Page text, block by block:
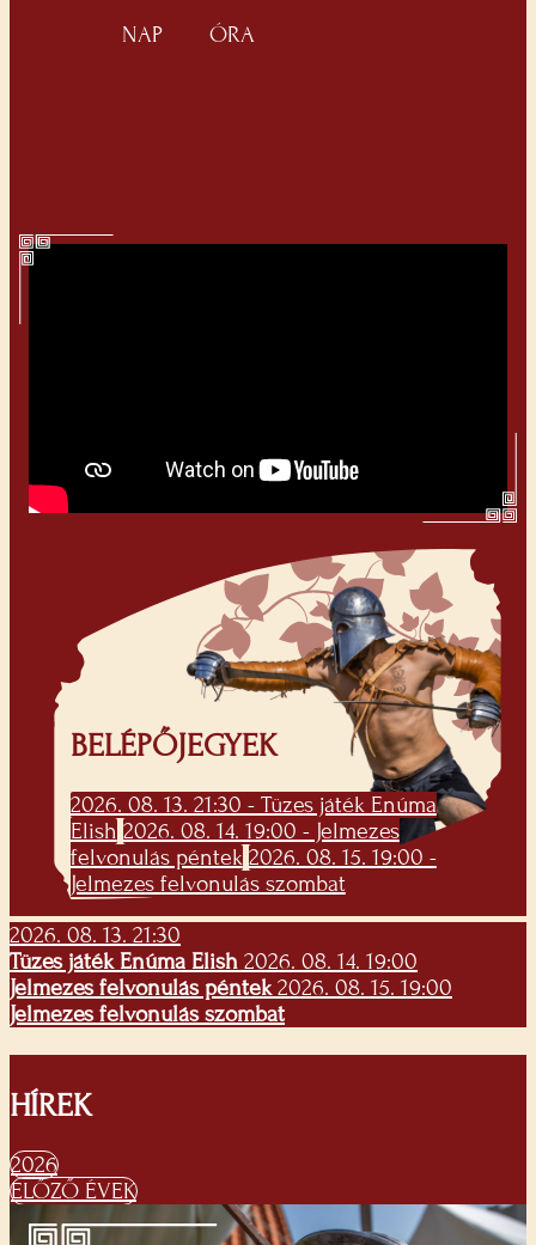
NAP ÓRA
BELÉPŐJEGYEK
2026. 08. 13. 21:30 - Tüzes játék Enúma
Elish 2026. 08. 14. 19:00 - Jelmezes
felvonulás péntek 2026. 08. 15. 19:00 -
Jelmezes felvonulás szombat
2026. 08. 13. 21:30
Tüzes játék Enúma Elish 2026. 08. 14. 19:00
Jelmezes felvonulás péntek 2026. 08. 15. 19:00
Jelmezes felvonulás szombat
HÍREK
2026
ELŐZŐ ÉVEK